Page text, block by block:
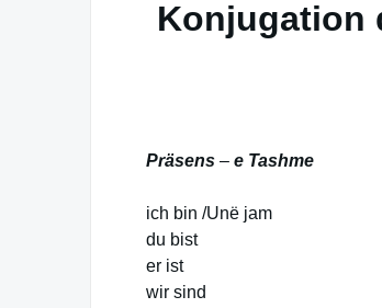
Konjugation
Präsens – e Tashme
ich bin /Unë jam
du bist
er ist
wir sind